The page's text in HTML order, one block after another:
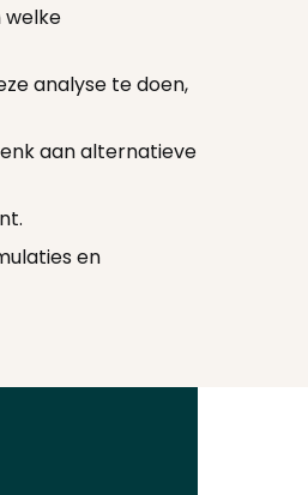
welke
analyse te doen,
aan alternatieve
en